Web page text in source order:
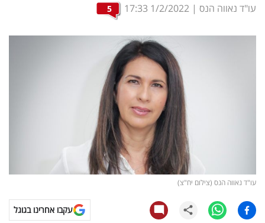
ופרסום
משפט
קריפטו
ויראלי
עו"ד נאווה הנס |
1/2/2022
17:33
5
עו"ד נאווה הנס (צילום יח"צ)
עקבו אחרינו בגוגל